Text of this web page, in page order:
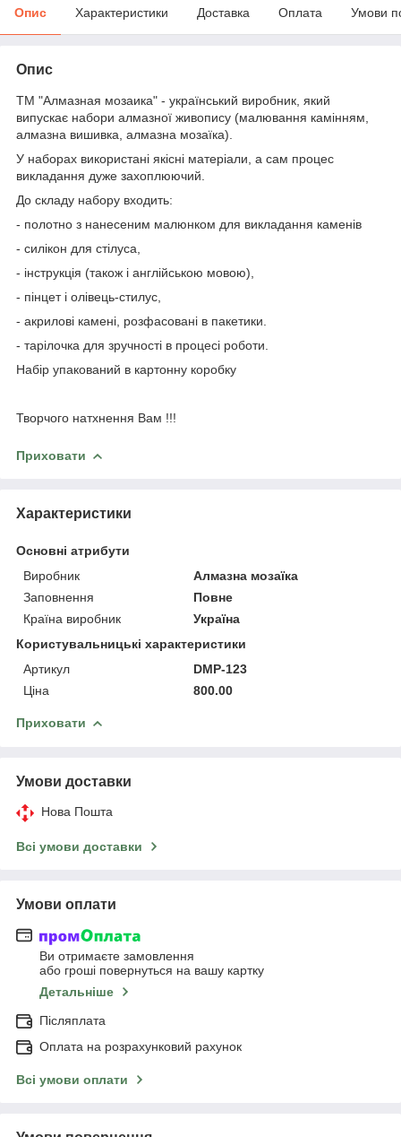
Опис Характеристики Доставка Оплата Умови
Опис
ТМ "Алмазная мозаика" - український виробник, який
випускає набори алмазної живопису (малювання камінням,
алмазна вишивка, алмазна мозаїка).
У наборах використані якісні матеріали, а сам процес
викладання дуже захоплюючий.
До складу набору входить:
- полотно з нанесеним малюнком для викладання каменів
- силікон для стілуса,
- інструкція (також і англійською мовою),
- пінцет і олівець-стилус,
- акрилові камені, розфасовані в пакетики.
- тарілочка для зручності в процесі роботи.
Набір упакований в картонну коробку
Творчого натхнення Вам !!!
Приховати
Характеристики
Основні атрибути
Виробник
Алмазна мозаїка
Заповнення
Повне
Країна виробник
Україна
Користувальницькі характеристики
Артикул
DMP-123
Ціна
800.00
Приховати
Умови доставки
Нова Пошта
Всі умови доставки
Умови оплати
Ви отримаєте замовлення
або гроші повернуться на вашу картку
Детальніше
Післяплата
Оплата на розрахунковий рахунок
Всі умови оплати